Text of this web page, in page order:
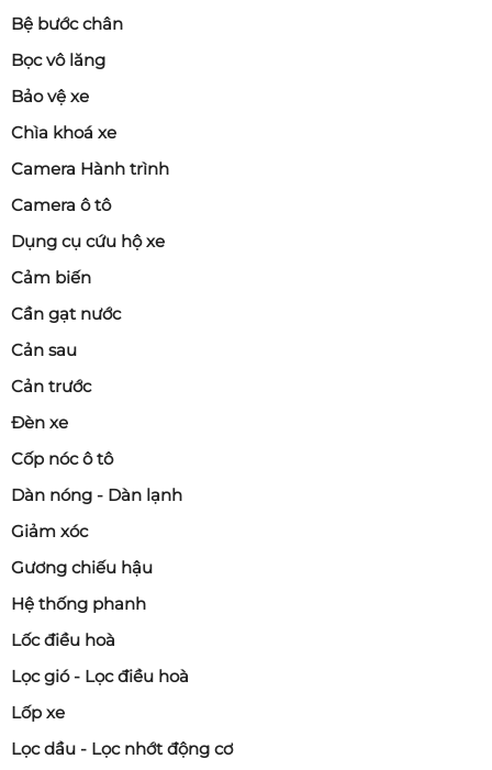
Bệ bước chân
Bọc vô lăng
Bảo vệ xe
Chìa khoá xe
Camera Hành trình
Camera ô tô
Dụng cụ cứu hộ xe
Cảm biến
Cần gạt nước
Cản sau
Cản trước
Đèn xe
Cốp nóc ô tô
Dàn nóng - Dàn lạnh
Giảm xóc
Gương chiếu hậu
Hệ thống phanh
Lốc điều hoà
Lọc gió - Lọc điều hoà
Lốp xe
Lọc dầu - Lọc nhớt động cơ